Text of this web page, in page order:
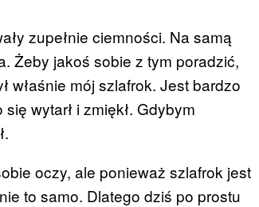
zupełnie ciemności. Na samą
Żeby jakoś sobie z tym poradzić,
właśnie mój szlafrok. Jest bardzo
wytarł i zmiękł. Gdybym
oczy, ale ponieważ szlafrok jest
to samo. Dlatego dziś po prostu